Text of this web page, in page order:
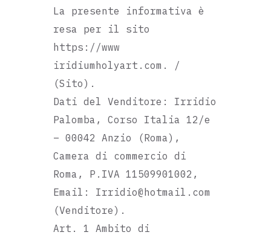
La presente informativa è
resa per il sito
https://www
iridiumholyart.com. /
(Sito).
Dati del Venditore: Irridio
Palomba, Corso Italia 12/e
– 00042 Anzio (Roma),
Camera di commercio di
Roma, P.IVA 11509901002,
Email: Irridio@hotmail.com
(Venditore).
Art. 1 Ambito di